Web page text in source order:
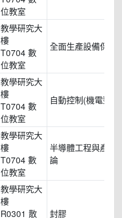
位教室
教學研究大
樓
T0704 數
位教室
全面生產設備保養
教學研究大
樓
T0704 數
位教室
自動控制(機電整合)
教學研究大
樓
T0704 數
位教室
半導體工程與產業
論
教學研究大
樓
R0301 散
封膠